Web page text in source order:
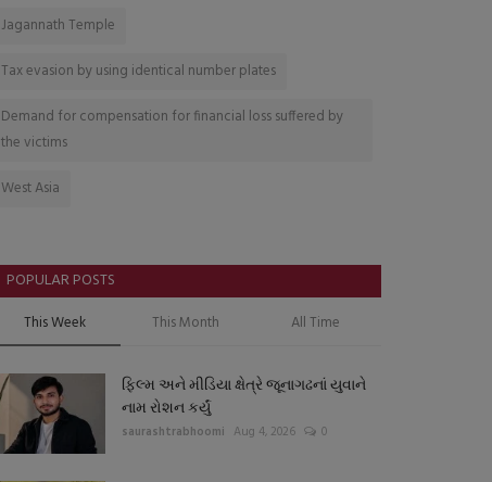
Jagannath Temple
Tax evasion by using identical number plates
Demand for compensation for financial loss suffered by
the victims
West Asia
POPULAR POSTS
This Week This Month All Time
ફિલ્મ અને મીડિયા ક્ષેત્રે જૂનાગઢનાં યુવાને
નામ રોશન કર્યું
saurashtrabhoomi Aug 4, 2026 0